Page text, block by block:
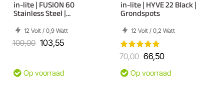
in-lite | FUSION 60
Stainless Steel |
12 Volt / 0,9 Watt
109,00 103,55
Op voorraad
in-lite | HYVE 22 Black |
Grondspots
12 Volt / 0,2 Watt
70,00 66,50
Op voorraad